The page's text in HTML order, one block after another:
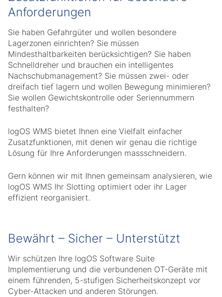
Anforderungen
Sie haben Gefahrgüter und wollen besondere
Lagerzonen einrichten? Sie müssen
Mindesthaltbarkeiten berücksichtigen? Sie haben
Schnelldreher und brauchen ein intelligentes
Nachschubmanagement? Sie müssen zwei- oder
dreifach tief lagern und wollen Bewegung minimieren?
Sie wollen Gewichtskontrolle oder Seriennummern
festhalten?
logOS WMS bietet Ihnen eine Vielfalt einfacher
Zusatzfunktionen, mit denen wir genau die richtige
Lösung für Ihre Anforderungen massschneidern.
Gern können wir mit Ihnen gemeinsam analysieren, wie
logOS WMS Ihr Slotting optimiert oder ihr Lager
effizient reorganisiert.
Bewährt – Sicher – Unterstützt
Wir schützen Ihre logOS Software Suite
Implementierung und die verbundenen OT-Geräte mit
einem führenden, 5-stufigen Sicherheitskonzept vor
Cyber-Attacken und anderen Störungen.